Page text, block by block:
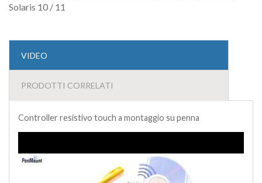
Solaris 10 / 11
VIDEO
PRODOTTI CORRELATI
Controller resistivo touch a montaggio su penna